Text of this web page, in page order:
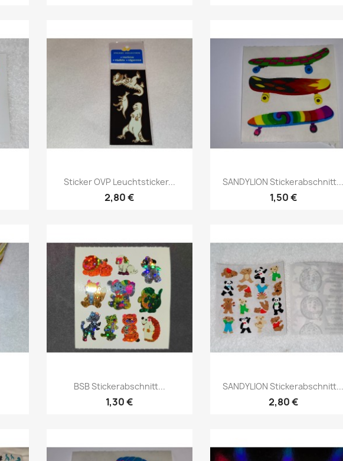
Sticker OVP Leuchtsticker...
2,80 €
SANDYLION Stickerabschnitt...
1,50 €
BSB Stickerabschnitt...
1,30 €
SANDYLION Stickerabschnitt...
2,80 €